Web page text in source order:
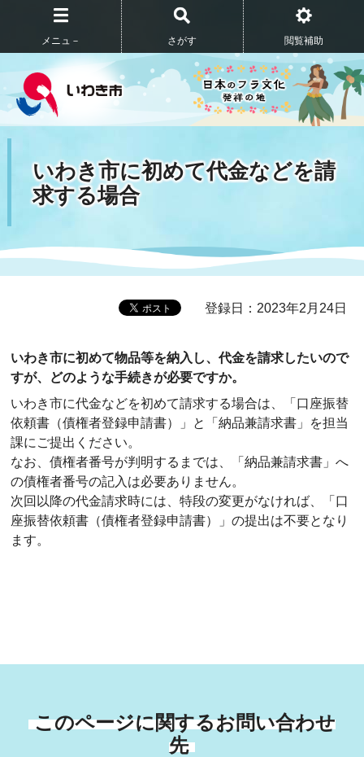
メニュ－ さがす 閲覧補助
いわき市に初めて代金などを請
求する場合
登録日：2023年2月24日
いわき市に初めて物品等を納入し、代金を請求したいので
すが、どのような手続きが必要ですか。
いわき市に代金などを初めて請求する場合は、「口座振替
依頼書（債権者登録申請書）」と「納品兼請求書」を担当
課にご提出ください。
なお、債権者番号が判明するまでは、「納品兼請求書」へ
の債権者番号の記入は必要ありません。
次回以降の代金請求時には、特段の変更がなければ、「口
座振替依頼書（債権者登録申請書）」の提出は不要となり
ます。
このページに関するお問い合わせ
先